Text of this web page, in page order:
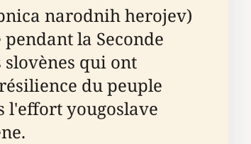
narodnih herojev)
la Seconde
qui ont
du peuple
l'effort yougoslave